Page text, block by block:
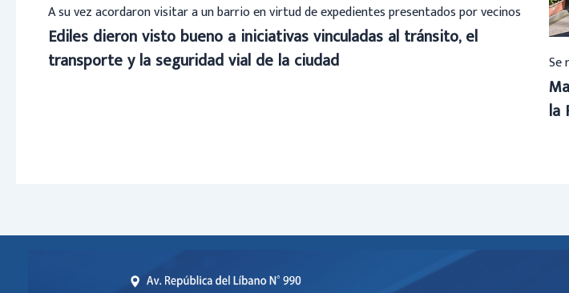
A su vez acordaron visitar a un barrio en virtud de expedientes presentados por vecinos
Ediles dieron visto bueno a iniciativas vinculadas al tránsito, el
transporte y la seguridad vial de la ciudad
Se
la